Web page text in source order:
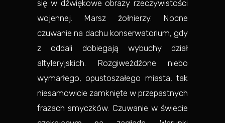
się w dźwiękowe obrazy rzeczywistości
wojennej. Marsz żołnierzy. Nocne
czuwanie na dachu konserwatorium, gdy
z oddali dobiegają wybuchy dział
altyleryjskich. Rozgiweżdżone niebo
wymarłego, opustoszałego miasta, tak
niesamowicie zamknięte w przepastnych
frazach smyczków. Czuwanie w świecie